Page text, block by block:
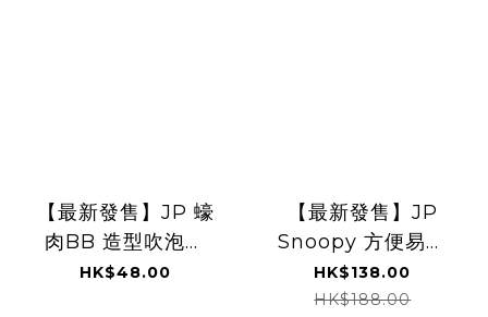
【最新發售】JP 蠔
肉BB 造型吹泡泡
5072 5140
HK$48.00
【最新發售】JP
Snoopy 方便易取
站立式筆袋 4901
TK260808
HK$138.00
HK$188.00